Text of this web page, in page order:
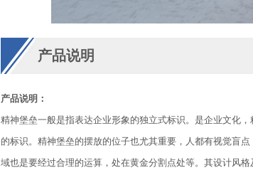
产品说明
产品说明：
精神堡垒一般是指表达企业形象的独立式标识。是企业文化
的标识。精神堡垒的摆放的位子也尤其重要，人都有视觉盲
域也是要经过合理的运算，处在黄金分割点处等。其设计风